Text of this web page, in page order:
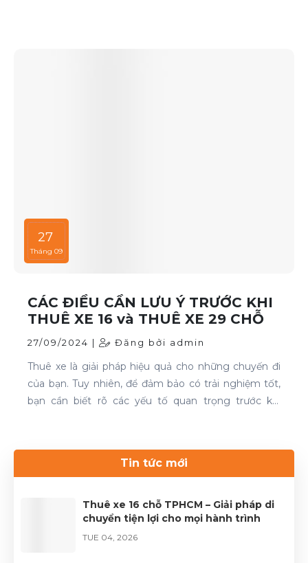
27
Tháng 09
CÁC ĐIỀU CẦN LƯU Ý TRƯỚC KHI
THUÊ XE 16 và THUÊ XE 29 CHỖ
27/09/2024 | Đăng bởi admin
Thuê xe là giải pháp hiệu quả cho những chuyến đi
của bạn. Tuy nhiên, để đảm bảo có trải nghiệm tốt,
bạn cần biết rõ các yếu tố quan trọng trước khi
dịch vụ thuê xe uy tín, hãy liên hệ với Thuê xe Phong
Cảnh để được phục vụ tốt nhất.Liên hệ 0899 78
Tin tức mới
Thuê xe 16 chỗ TPHCM – Giải pháp di
chuyển tiện lợi cho mọi hành trình
TUE 04, 2026